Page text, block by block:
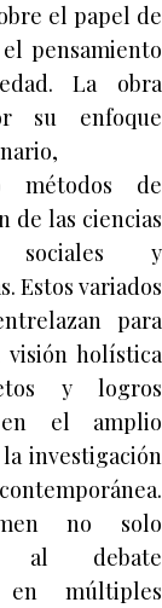
el papel de
pensamiento
La obra
su enfoque
métodos de
de las ciencias
sociales y
Estos variados
para
holística
y logros
en el amplio
investigación
no solo
al debate
en múltiples